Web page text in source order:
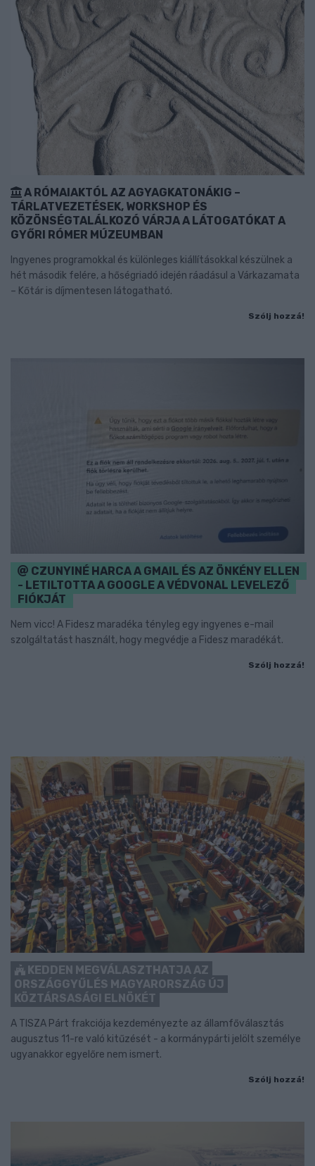
A RÓMAIAKTÓL AZ AGYAGKATONÁKIG –
TÁRLATVEZETÉSEK, WORKSHOP ÉS
KÖZÖNSÉGTALÁLKOZÓ VÁRJA A LÁTOGATÓKAT A
GYŐRI RÓMER MÚZEUMBAN
Ingyenes programokkal és különleges kiállításokkal készülnek a
hét második felére, a hőségriadó idején ráadásul a Várkazamata
– Kőtár is díjmentesen látogatható.
Szólj hozzá!
CZUNYINÉ HARCA A GMAIL ÉS AZ ÖNKÉNY ELLEN
- LETILTOTTA A GOOGLE A VÉDVONAL LEVELEZŐ
FIÓKJÁT
Nem vicc! A Fidesz maradéka tényleg egy ingyenes e-mail
szolgáltatást használt, hogy megvédje a Fidesz maradékát.
Szólj hozzá!
KEDDEN MEGVÁLASZTHATJA AZ
ORSZÁGGYŰLÉS MAGYARORSZÁG ÚJ
KÖZTÁRSASÁGI ELNÖKÉT
A TISZA Párt frakciója kezdeményezte az államfőválasztás
augusztus 11-re való kitűzését - a kormánypárti jelölt személye
ugyanakkor egyelőre nem ismert.
Szólj hozzá!